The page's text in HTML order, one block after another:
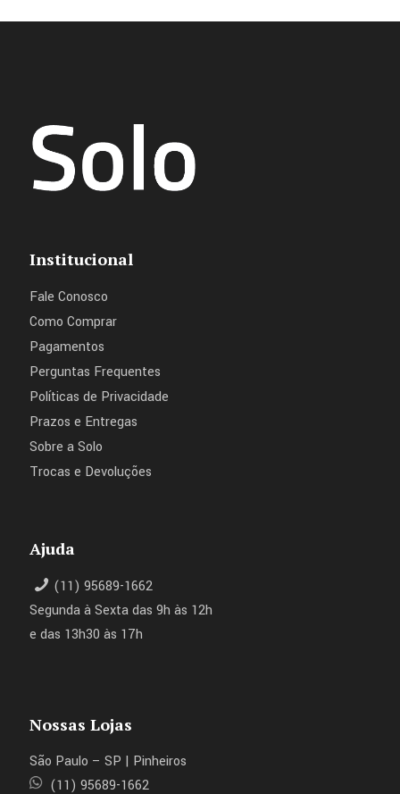
Institucional
Fale Conosco
Como Comprar
Pagamentos
Perguntas Frequentes
Políticas de Privacidade
Prazos e Entregas
Sobre a Solo
Trocas e Devoluções
Ajuda
(11) 95689-1662
Segunda à Sexta das 9h às 12h
e das 13h30 às 17h
Nossas Lojas
São Paulo – SP | Pinheiros
(11) 95689-1662